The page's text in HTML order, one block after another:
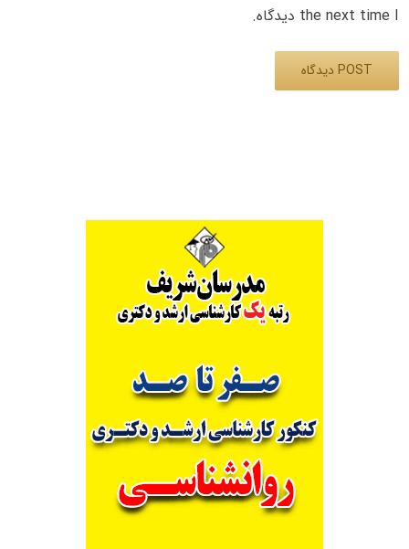
the next time I دیدگاه.